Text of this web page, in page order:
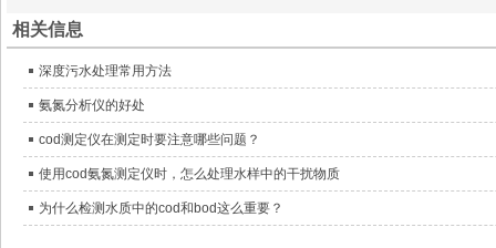
相关信息
深度污水处理常用方法
氨氮分析仪的好处
cod测定仪在测定时要注意哪些问题？
使用cod氨氮测定仪时，怎么处理水样中的干扰物质
为什么检测水质中的cod和bod这么重要？